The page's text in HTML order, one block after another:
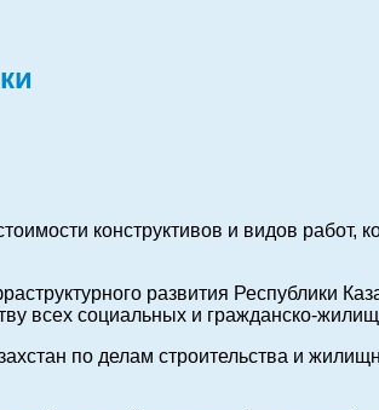
конструктивов и видов работ,
развития Республики
всех социальных и гражданско-
по делам строительства и